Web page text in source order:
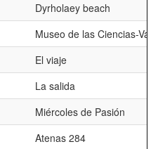
Dyrholaey beach
Museo de las Ciencias-
El viaje
La salida
Miércoles de Pasión
Atenas 284